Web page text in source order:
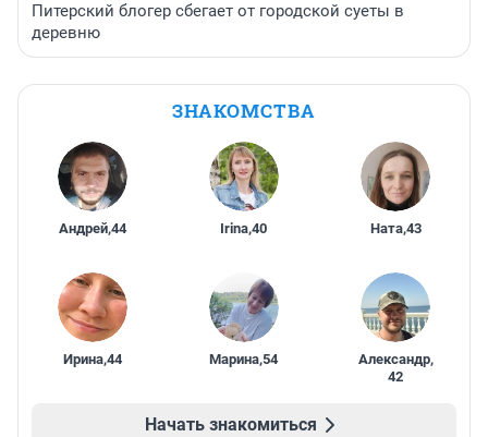
Питерский блогер сбегает от городской суеты в
деревню
ЗНАКОМСТВА
Андрей,44 Irina,40 Ната,43
Ирина,44 Марина,54 Александр,
42
Начать знакомиться